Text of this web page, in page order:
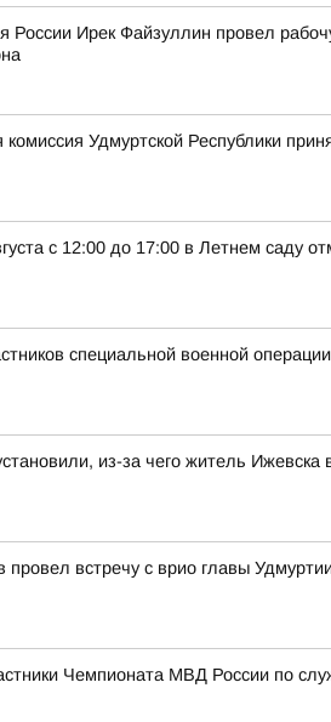
России Ирек Файзуллин провел
комиссия Удмуртской Республики
с 12:00 до 17:00 в Летнем саду
специальной военной
из-за чего житель Ижевска
встречу с врио главы
Чемпионата МВД России по